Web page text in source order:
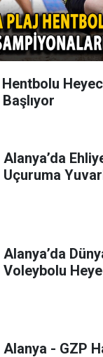
Alanya’da
Uçuruma
Alanya’da
Voleybolu
Alanya - GZP